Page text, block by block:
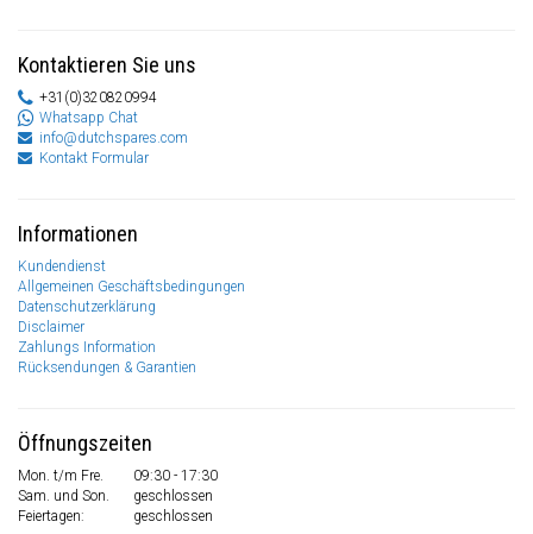
Kontaktieren Sie uns
+31(0)320820994
Whatsapp Chat
info@dutchspares.com
Kontakt Formular
Informationen
Kundendienst
Allgemeinen Geschäftsbedingungen
Datenschutzerklärung
Disclaimer
Zahlungs Information
Rücksendungen & Garantien
Öffnungszeiten
Mon. t/m Fre.
09:30 - 17:30
Sam. und Son.
geschlossen
Feiertagen:
geschlossen